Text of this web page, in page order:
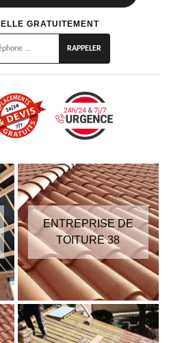
GRATUITEMENT
ENTREPRISE DE
TOITURE 38